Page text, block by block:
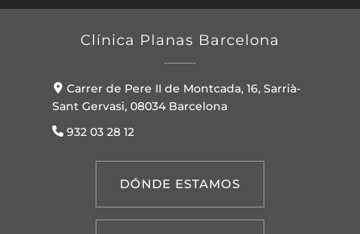
Clínica Planas Barcelona
Carrer de Pere II de Montcada, 16, Sarrià-
Sant Gervasi, 08034 Barcelona
932 03 28 12
DÓNDE ESTAMOS